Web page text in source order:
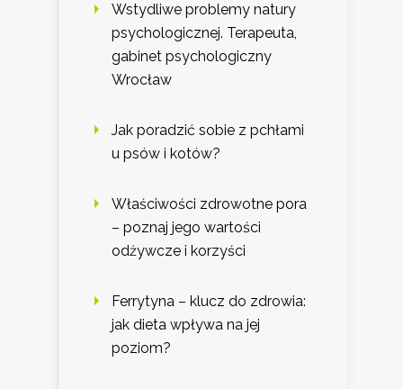
Wstydliwe problemy natury
psychologicznej. Terapeuta,
gabinet psychologiczny
Wrocław
Jak poradzić sobie z pchłami
u psów i kotów?
Właściwości zdrowotne pora
– poznaj jego wartości
odżywcze i korzyści
Ferrytyna – klucz do zdrowia:
jak dieta wpływa na jej
poziom?